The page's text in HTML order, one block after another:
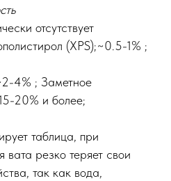
отсутствует
(XPS);~0.5-1% ;
4% ; Заметное
20% и более;
таблица, при
резко теряет свои
так как вода,